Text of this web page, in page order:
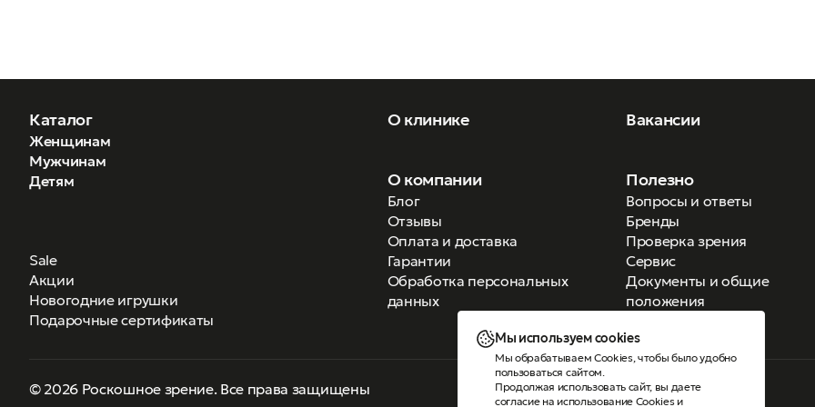
Каталог
Женщинам
Мужчинам
Детям
Sale
Акции
Новогодние игрушки
Подарочные сертификаты
О клинике Вакансии
О компании
Блог
Отзывы
Оплата и доставка
Гарантии
Обработка персональных
данных
Полезно
Вопросы и ответы
Бренды
Проверка зрения
Сервис
Документы и общие
положения
© 2026 Роскошное зрение. Все права защищены
Версия для слабовидящих
Мы используем cookies
Мы обрабатываем Cookies, чтобы было удобно
пользоваться сайтом.
Продолжая использовать сайт, вы даете
согласие на использование Cookiesи